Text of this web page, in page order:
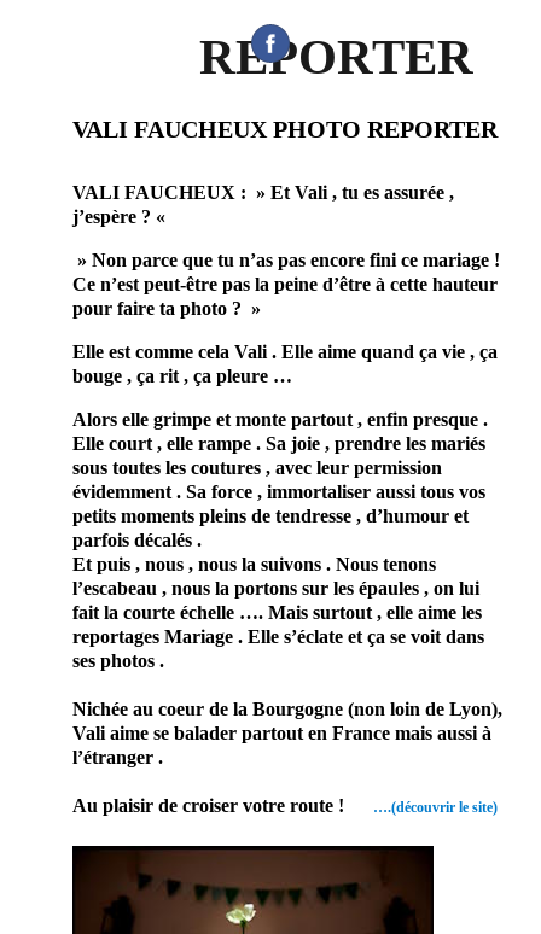
REPORTER
VALI FAUCHEUX PHOTO REPORTER
VALI FAUCHEUX : » Et Vali , tu es assurée ,
j’espère ? «
» Non parce que tu n’as pas encore fini ce mariage !
Ce n’est peut-être pas la peine d’être à cette hauteur
pour faire ta photo ? »
Elle est comme cela Vali . Elle aime quand ça vie , ça
bouge , ça rit , ça pleure …
Alors elle grimpe et monte partout , enfin presque .
Elle court , elle rampe . Sa joie , prendre les mariés
sous toutes les coutures , avec leur permission
évidemment . Sa force , immortaliser aussi tous vos
petits moments pleins de tendresse , d’humour et
parfois décalés .
Et puis , nous , nous la suivons . Nous tenons
l’escabeau , nous la portons sur les épaules , on lui
fait la courte échelle …. Mais surtout , elle aime les
reportages Mariage . Elle s’éclate et ça se voit dans
ses photos .
Nichée au coeur de la Bourgogne (non loin de Lyon),
Vali aime se balader partout en France mais aussi à
l’étranger .
Au plaisir de croiser votre route ! ….(découvrir le site)